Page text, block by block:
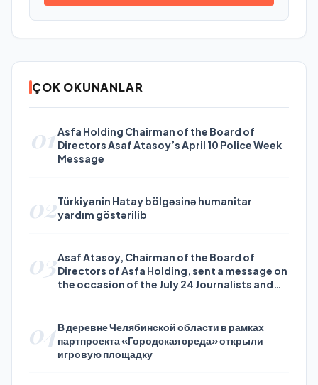
ÇOK OKUNANLAR
01Asfa Holding Chairman of the Board of
Directors Asaf Atasoy’s April 10 Police Week
Message
02Türkiyənin Hatay bölgəsinə humanitar
yardım göstərilib
03Asaf Atasoy, Chairman of the Board of
Directors of Asfa Holding, sent a message on
the occasion of the July 24 Journalists and
04В деревне Челябинской области в рамках
партпроекта «Городская среда» открыли
игровую площадку